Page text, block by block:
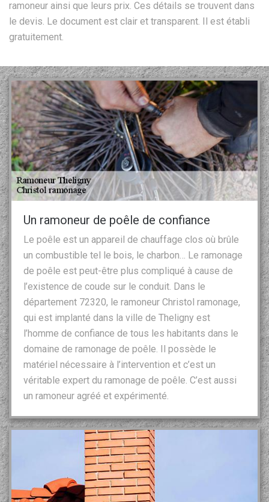
ramoneur ainsi que leurs prix. Ces détails se trouvent dans
le devis. Le document est clair et transparent. Il est établi
gratuitement.
Un ramoneur de poêle de confiance
Le poêle est un appareil de chauffage clos où brûle
un combustible tel le bois, le charbon… Le ramonage
de poêle est peut-être plus compliqué à cause de
l’existence de coude sur le conduit. Dans le
département 72320, le ramoneur Christol ramonage,
qui est implanté dans la ville de Theligny est
l’homme de confiance de tous les habitants dans le
domaine de ramonage de poêle. Il possède le
matériel nécessaire à l’intervention et c’est un
véritable expert du ramonage de poêle. C’est aussi
un ramoneur agréé et expérimenté.